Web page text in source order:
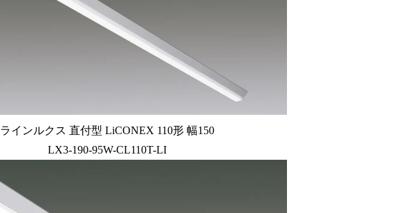
ラインルクス 直付型 LiCONEX 110形 幅150
LX3-190-95W-CL110T-LI